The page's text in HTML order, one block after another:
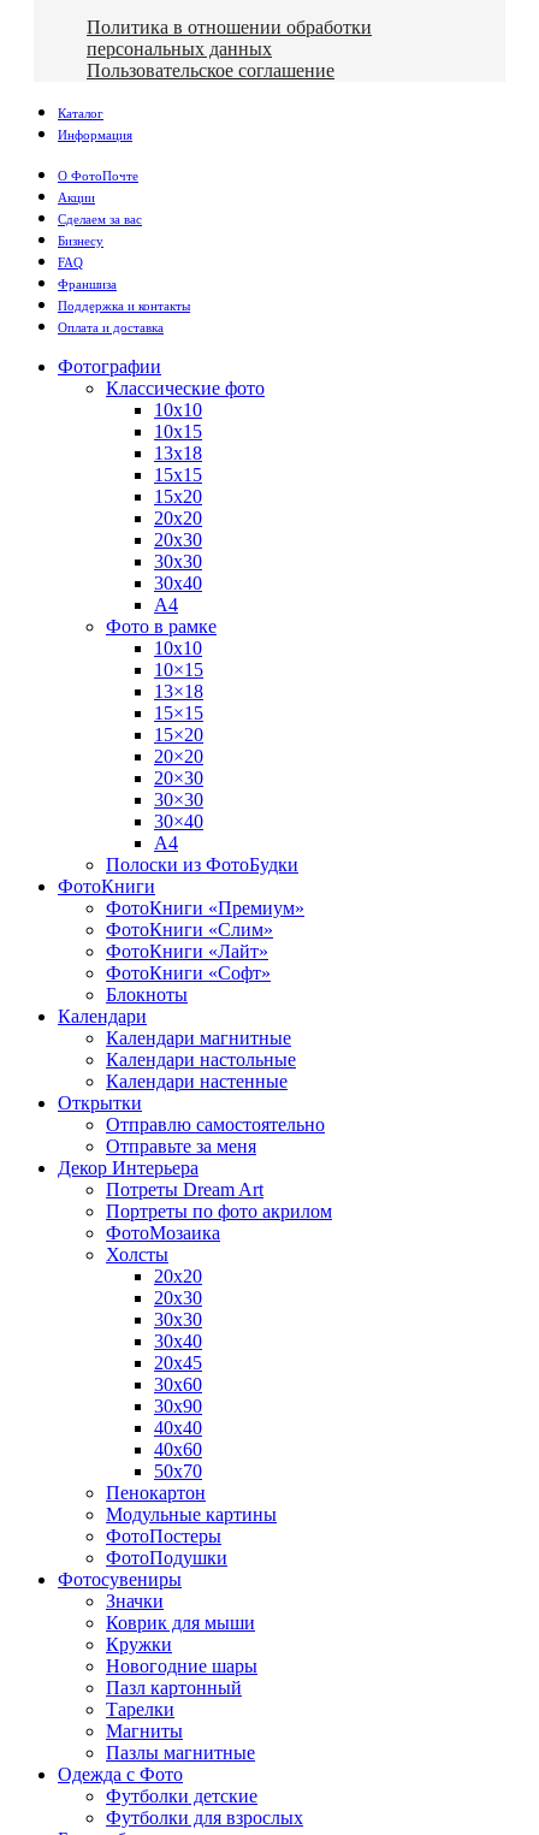
Политика в отношении обработки
персональных данных
Пользовательское соглашение
Каталог
Информация
О ФотоПочте
Акции
Сделаем за вас
Бизнесу
FAQ
Франшиза
Поддержка и контакты
Оплата и доставка
Фотографии
Классические фото
10х10
10х15
13х18
15х15
15х20
20х20
20х30
30х30
30х40
А4
Фото в рамке
10х10
10×15
13×18
15×15
15×20
20×20
20×30
30×30
30×40
A4
Полоски из ФотоБудки
ФотоКниги
ФотоКниги «Премиум»
ФотоКниги «Слим»
ФотоКниги «Лайт»
ФотоКниги «Софт»
Блокноты
Календари
Календари магнитные
Календари настольные
Календари настенные
Открытки
Отправлю самостоятельно
Отправьте за меня
Декор Интерьера
Потреты Dream Art
Портреты по фото акрилом
ФотоМозаика
Холсты
20х20
20х30
30х30
30х40
20х45
30х60
30х90
40х40
40х60
50х70
Пенокартон
Модульные картины
ФотоПостеры
ФотоПодушки
Фотоcувениры
Значки
Коврик для мыши
Кружки
Новогодние шары
Пазл картонный
Тарелки
Магниты
Пазлы магнитные
Одежда с Фото
Футболки детские
Футболки для взрослых